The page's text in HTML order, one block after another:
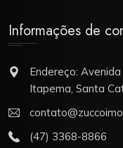
Informações de
Endereço:
Itapema, Santa
(47) 3368-8866